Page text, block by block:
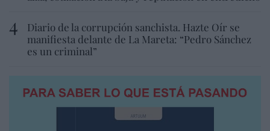
Diario de la corrupción sanchista. Hazte Oír se
manifiesta delante de La Mareta: “Pedro Sánchez
es un criminal”